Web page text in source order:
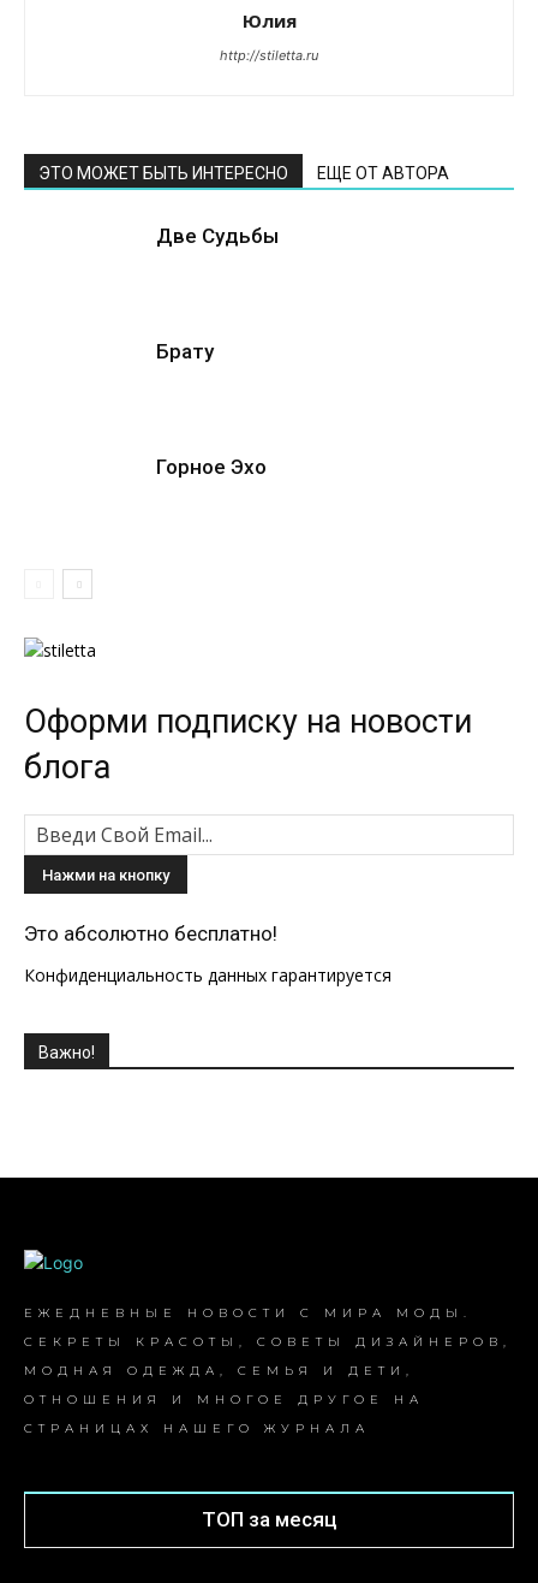
Юлия
http://stiletta.ru
ЭТО МОЖЕТ БЫТЬ ИНТЕРЕСНО ЕЩЕ ОТ АВТОРА
Две Судьбы
Брату
Горное Эхо
Оформи подписку на новости
блога
Это абсолютно бесплатно!
Конфиденциальность данных гарантируется
Важно!
ЕЖЕДНЕВНЫЕ НОВОСТИ С МИРА МОДЫ.
СЕКРЕТЫ КРАСОТЫ, СОВЕТЫ ДИЗАЙНЕРОВ,
МОДНАЯ ОДЕЖДА, СЕМЬЯ И ДЕТИ,
ОТНОШЕНИЯ И МНОГОЕ ДРУГОЕ НА
СТРАНИЦАХ НАШЕГО ЖУРНАЛА
ТОП за месяц